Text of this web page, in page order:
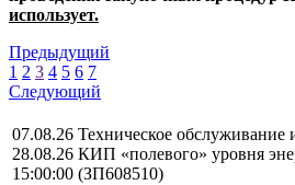
использует.
Предыдущий
1 2 3 4 5 6 7
Следующий
07.08.26
28.08.26
15:00:00
Техническое обслуживание
КИП «полевого» уровня
(ЗП608510)